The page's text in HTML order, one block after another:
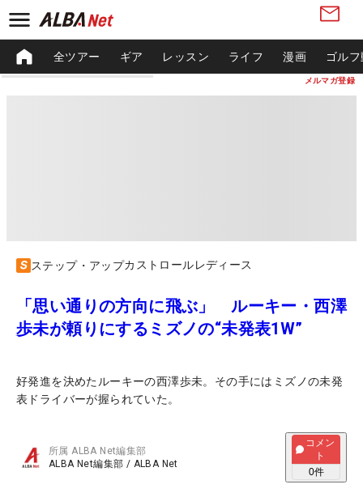
メルマガ登録
全ツアー ギア レッスン ライフ 漫画 ゴル
ステップ・アップカストロールレディース
「思い通りの方向に飛ぶ」 ルーキー・西澤
歩未が頼りにするミズノの“未発表1W”
好発進を決めたルーキーの西澤歩未。その手にはミズノの未発
表ドライバーが握られていた。
所属ALBA Net編集部
ALBA Net編集部 / ALBA Net
コメン
ト
0件